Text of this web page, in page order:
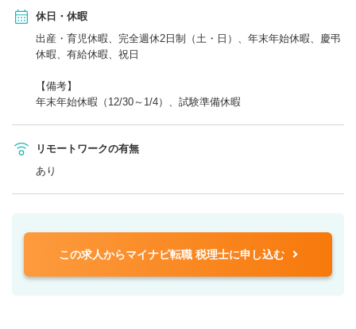
休日・休暇
出産・育児休暇、完全週休2日制（土・日）、年末年始休暇、慶弔
休暇、有給休暇、祝日
【備考】
年末年始休暇（12/30～1/4）、試験準備休暇
リモートワークの有無
あり
この求人からマイナビ転職 税理士に申し込む